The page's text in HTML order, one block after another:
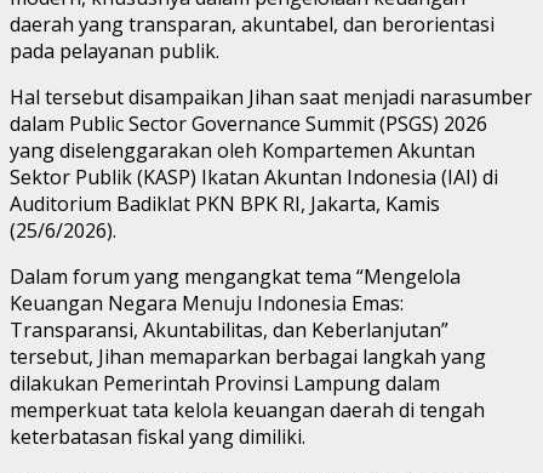
daerah yang transparan, akuntabel, dan berorientasi
pada pelayanan publik.
Hal tersebut disampaikan Jihan saat menjadi narasumber
dalam Public Sector Governance Summit (PSGS) 2026
yang diselenggarakan oleh Kompartemen Akuntan
Sektor Publik (KASP) Ikatan Akuntan Indonesia (IAI) di
Auditorium Badiklat PKN BPK RI, Jakarta, Kamis
(25/6/2026).
Dalam forum yang mengangkat tema “Mengelola
Keuangan Negara Menuju Indonesia Emas:
Transparansi, Akuntabilitas, dan Keberlanjutan”
tersebut, Jihan memaparkan berbagai langkah yang
dilakukan Pemerintah Provinsi Lampung dalam
memperkuat tata kelola keuangan daerah di tengah
keterbatasan fiskal yang dimiliki.